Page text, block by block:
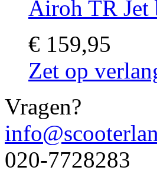
Airoh TR
€ 159,95
Zet op
Vragen?
020-7728283